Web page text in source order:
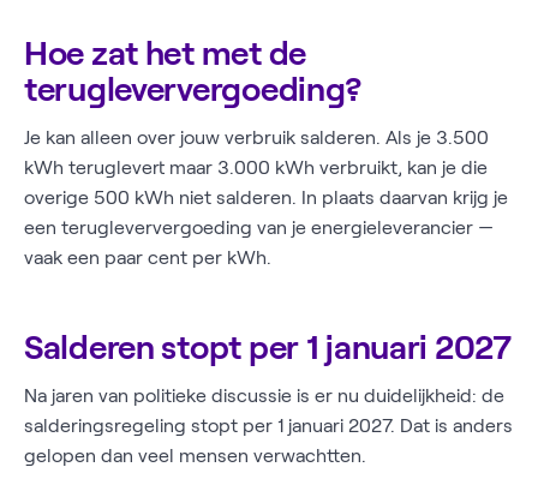
Hoe zat het met de
terugleververgoeding?
Je kan alleen over jouw verbruik salderen. Als je 3.500
kWh teruglevert maar 3.000 kWh verbruikt, kan je die
overige 500 kWh niet salderen. In plaats daarvan krijg je
een terugleververgoeding van je energieleverancier —
vaak een paar cent per kWh.
Salderen stopt per 1 januari 2027
Na jaren van politieke discussie is er nu duidelijkheid: de
salderingsregeling stopt per 1 januari 2027. Dat is anders
gelopen dan veel mensen verwachtten.